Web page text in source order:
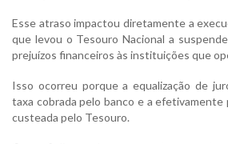
Esse atraso impactou diretamente a
que levou o Tesouro Nacional a
prejuízos financeiros às instituições que
Isso ocorreu porque a equalização de
taxa cobrada pelo banco e a
custeada pelo Tesouro.